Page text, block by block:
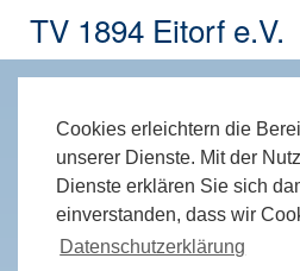
TV 1894 Eitorf e.V.
Cookies erleichtern die
unserer Dienste. Mit der
Dienste erklären Sie sich
einverstanden, dass wir
Datenschutzerklärung